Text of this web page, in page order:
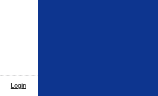
Login